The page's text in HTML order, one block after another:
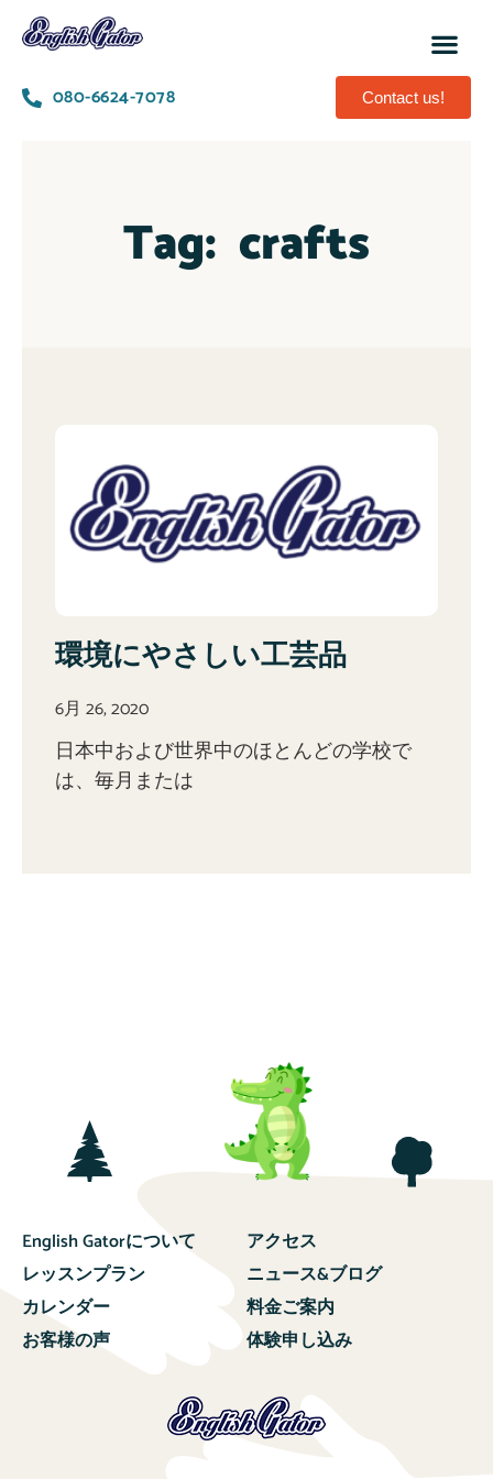
080-6624-7078 Contact us!
Tag: crafts
環境にやさしい工芸品
6月 26, 2020
日本中および世界中のほとんどの学校で
は、毎月または
English Gatorについて
レッスンプラン
カレンダー
お客様の声
アクセス
ニュース&ブログ
料金ご案内
体験申し込み